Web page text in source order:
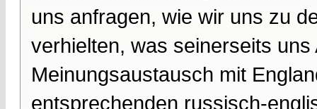
uns anfragen, wie wir uns zu
verhielten, was seinerseits
Meinungsaustausch mit
entsprechenden russisch-